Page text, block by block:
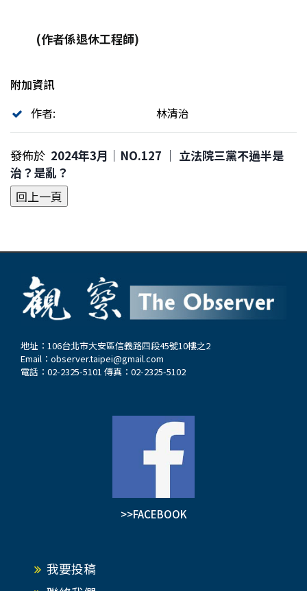
(作者係退休工程師)
附加資訊
作者:
林清治
發佈於 2024年3月｜NO.127 │ 立法院三黨不過半是
治？是亂？
地址：106台北市大安區信義路四段45號10樓之2
Email： observer.taipei@gmail.com
電話：02-2325-5101 傳真：02-2325-5102
>>FACEBOOK
我要投稿